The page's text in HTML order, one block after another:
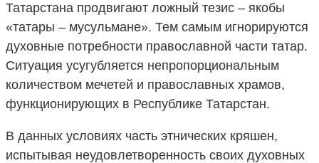
Татарстана продвигают ложный тезис – якобы
«татары – мусульмане». Тем самым игнорируются
духовные потребности православной части татар.
Ситуация усугубляется непропорциональным
количеством мечетей и православных храмов,
функционирующих в Республике Татарстан.
В данных условиях часть этнических кряшен,
испытывая неудовлетворенность своих духовных